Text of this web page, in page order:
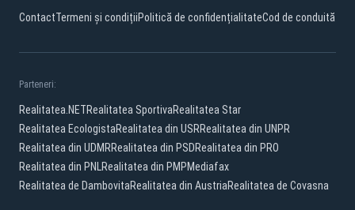
ContactTermeni și condițiiPolitică de confidențialitateCod de conduită
Parteneri:
Realitatea.NETRealitatea SportivaRealitatea Star
Realitatea EcologistaRealitatea din USRRealitatea din UNPR
Realitatea din UDMRRealitatea din PSDRealitatea din PRO
Realitatea din PNLRealitatea din PMPMediafax
Realitatea de DambovitaRealitatea din AustriaRealitatea de Covasna